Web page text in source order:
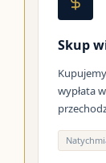
Skup
wypłata